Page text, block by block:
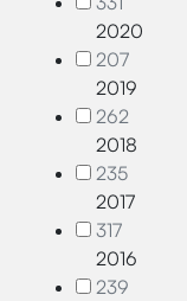
2020
207
2019
262
2018
235
2017
317
2016
239